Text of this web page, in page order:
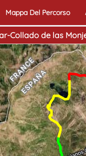
Mappa Del Percorso
Collado de las